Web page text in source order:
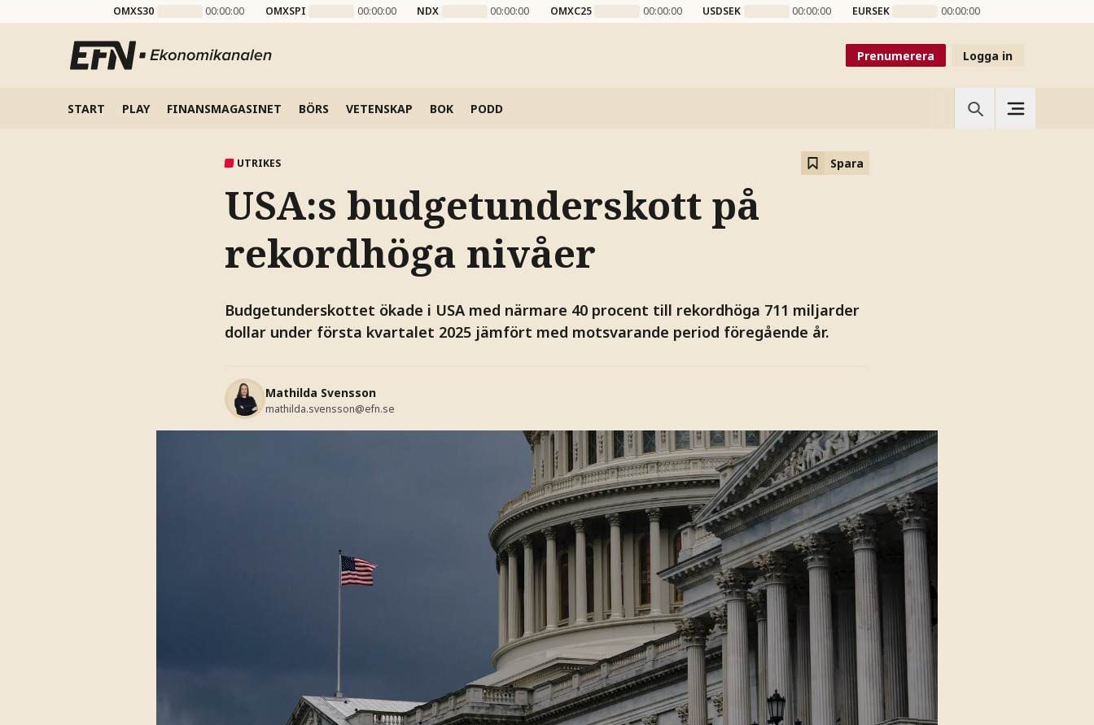
OMXS30 00:00:00 OMXSPI 00:00:00 NDX 00:00:00 OMXC25 00:00:00 USDSEK 00:00:00 EURSEK 00:00:00
Prenumerera Logga in
START PLAY FINANSMAGASINET BÖRS VETENSKAP BOK PODD
UTRIKES Spara
USA:s budgetunderskott på
rekordhöga nivåer
Budgetunderskottet ökade i USA med närmare 40 procent till rekordhöga 711 miljarder
dollar under första kvartalet 2025 jämfört med motsvarande period föregående år.
Mathilda Svensson
mathilda.svensson@efn.se